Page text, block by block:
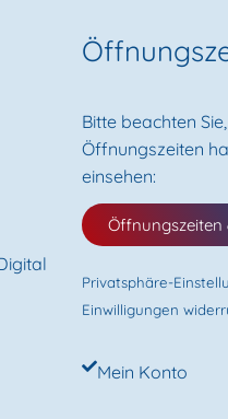
Bitte beachten
Öffnungszeiten
einsehen:
Öffnungszeiten
Privatsphäre-
Einwilligungen
Mein Konto